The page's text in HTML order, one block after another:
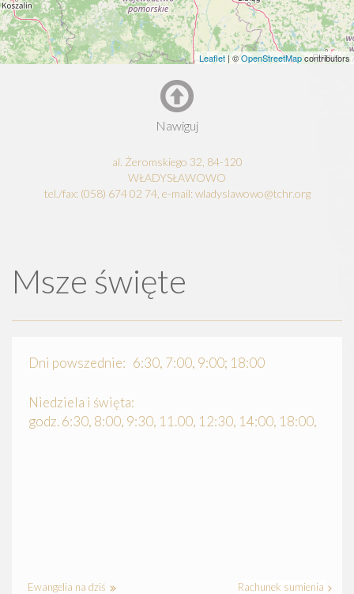
Leaflet | ©OpenStreetMapcontributors
Nawiguj
al. Żeromskiego 32, 84-120
WŁADYSŁAWOWO
tel./fax: (058) 674 02 74, e-mail: wladyslawowo@tchr.org
Msze święte
Dni powszednie: 6:30, 7:00, 9:00; 18:00
Niedziela i święta:
godz. 6:30, 8:00, 9:30, 11.00, 12:30, 14:00, 18:00,
Ewangelia na dziś Rachunek sumienia